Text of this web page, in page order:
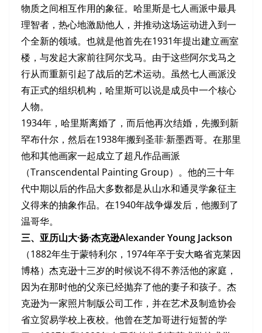
物质之间相互作用的象征。哈里斯是七人画派中最具
理智者，热心地激励他人，并推动这场运动进入到一
个全新的领域。也就是他首先在1931年提出建立画室
楼，与发起大家前往阿尔戈马。由于这些阿尔戈马之
行从而重新引起了战后的艺术运动。虽然七人画派没
有正式的组织机构，哈里斯可以说是成员中一个核心
人物。
1934年，哈里斯离婚了，而后他再次结婚，先搬到新
罕布什尔，然后在1938年搬到圣菲·新墨西哥。在那里
他和其他画家一起成立了超凡作品画派
（Transcendental Painting Group）。他的三十年
代中期以后的作品大多数都是从山水和通灵学象征主
义得来的抽象作品。在1940年战争爆发后，他搬到了
温哥华。
三、亚历山大·扬·杰克逊Alexander Young Jackson
（1882年生于蒙特利尔，1974年卒于安大略省克莱因
博格）杰克逊十三岁的时候说不得不养活他的家庭，
因为在那时他的父亲已经抛弃了他的妻子和孩子。杰
克逊为一家照片制版公司工作，并在艺术及制造协会
省立贸易学校上夜校。他曾在芝加哥进行短暂的学